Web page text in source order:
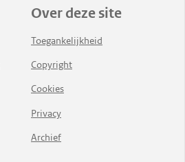
Over deze site
Toegankelijkheid
Copyright
Cookies
Privacy
Archief